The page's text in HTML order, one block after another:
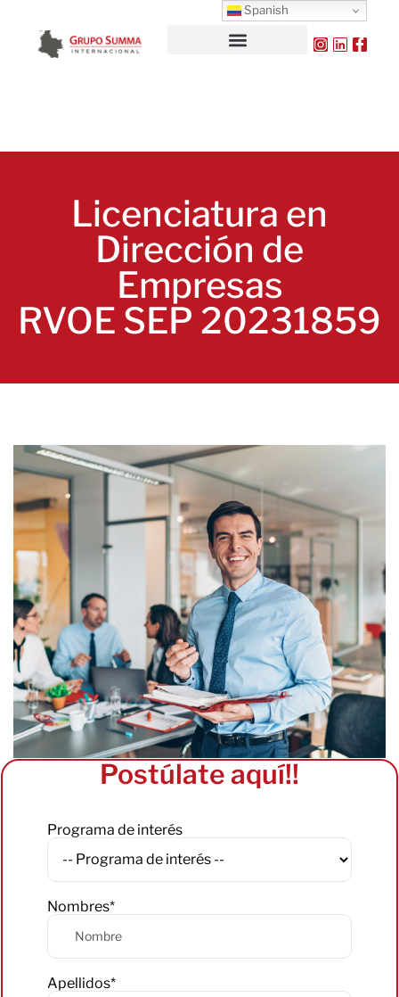
Licenciatura en
Dirección de
Empresas
RVOE SEP 20231859
Postúlate aquí!!
Programa de interés
Nombres*
Apellidos*
Spanish